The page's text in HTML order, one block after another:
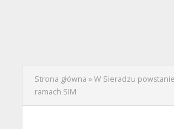
Strona główna »W Sieradzu
ramach SIM